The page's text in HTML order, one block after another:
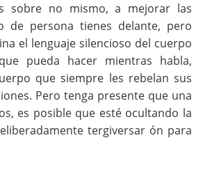
sobre no mismo, a mejorar las
persona tienes delante, pero
el lenguaje silencioso del cuerpo
pueda hacer mientras habla,
que siempre les rebelan sus
Pero tenga presente que una
es posible que esté ocultando la
tergiversar ón para